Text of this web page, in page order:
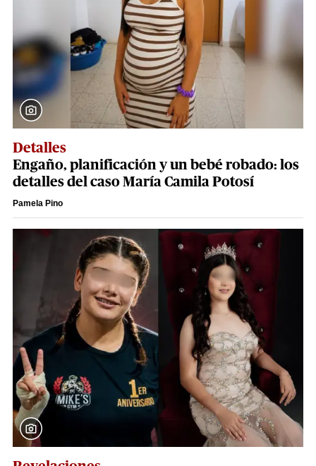
Detalles
Engaño, planificación y un bebé robado: los
detalles del caso María Camila Potosí
Pamela Pino